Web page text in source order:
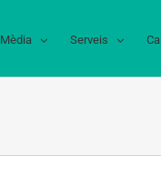
Mèdia Serveis